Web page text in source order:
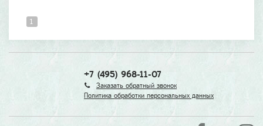
1
+7 (495) 968-11-07
Заказать обратный звонок
Политика обработки персональных данных